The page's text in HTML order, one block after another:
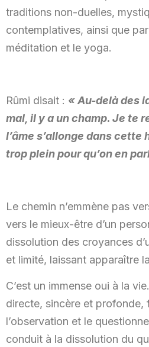
traditions non-duelles,
contemplatives, ainsi que
méditation et le yoga.
Rûmi disait : « Au-delà des
mal, il y a un champ. Je te
l’âme s’allonge dans cette
trop plein pour qu’on en
Le chemin n’emmène pas
vers le mieux-être d’un
dissolution des croyances
et limité, laissant apparaître
C’est un immense oui à la
directe, sincère et profonde,
l’observation et le
conduit à la dissolution du